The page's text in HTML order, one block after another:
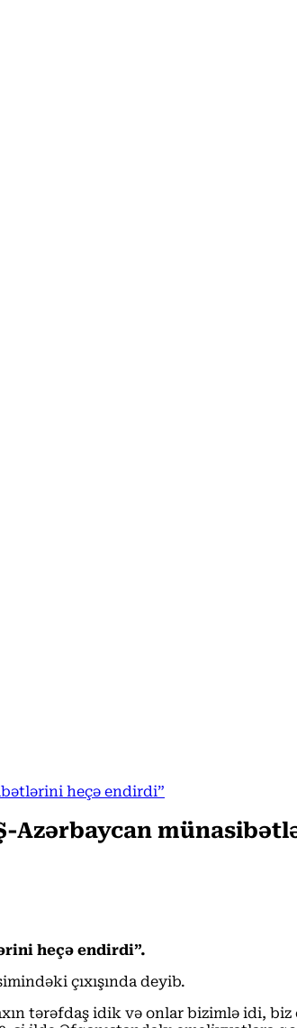
heçə endirdi”
Azərbaycan
heçə endirdi”.
çıxışında deyib.
tərəfdaş idik və onlar bizimlə idi,